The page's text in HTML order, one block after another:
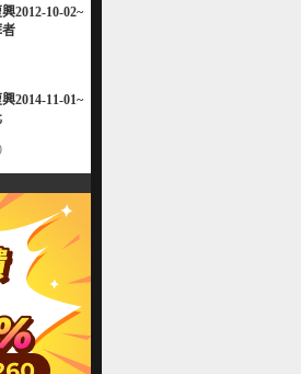
2012-10-02~
2014-11-01~